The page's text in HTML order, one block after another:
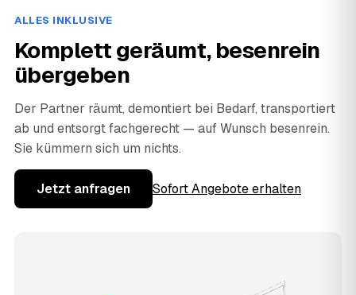
ALLES INKLUSIVE
Komplett geräumt, besenrein
übergeben
Der Partner räumt, demontiert bei Bedarf, transportiert
ab und entsorgt fachgerecht — auf Wunsch besenrein.
Sie kümmern sich um nichts.
Jetzt anfragen Sofort Angebote erhalten